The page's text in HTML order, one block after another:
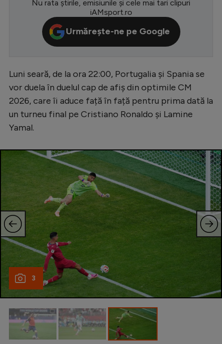
Conference League
CM 2026
Premier League
Serie A
Bundesliga
Ligue 1
Starurile fotbalului
EURO 2024
Stranieri
Clasamente
Tenis
Handbal
Formula 1
Gimnastică
Nu rata știrile, emisiunile și cele mai tari clipuri
iAMsport.ro
Urmărește-ne pe Google
Luni seară, de la ora 22:00, Portugalia și Spania se
vor duela în duelul cap de afiș din optimile CM
2026, care îi aduce față în față pentru prima dată la
un turneu final pe Cristiano Ronaldo și Lamine
Yamal.
3